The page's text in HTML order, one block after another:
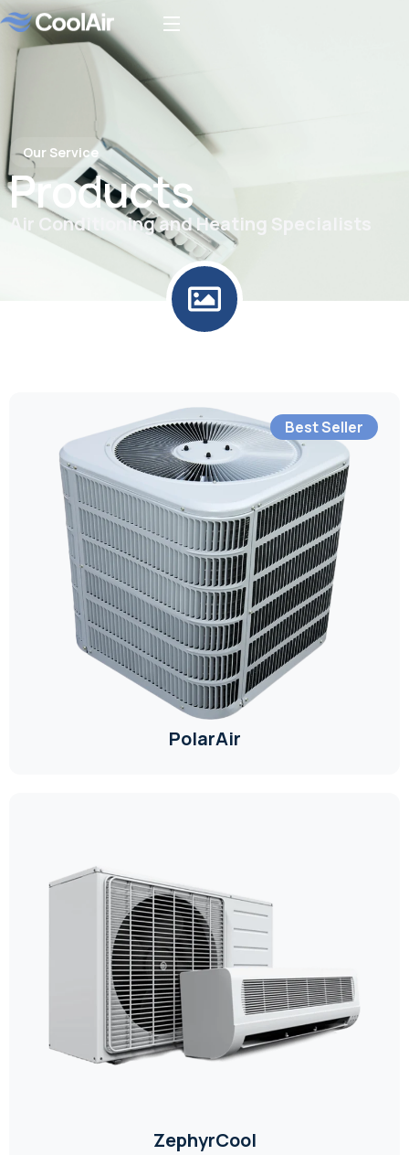
Our Service
Products
Air Conditioning and Heating Specialists
Best Seller
PolarAir
ZephyrCool